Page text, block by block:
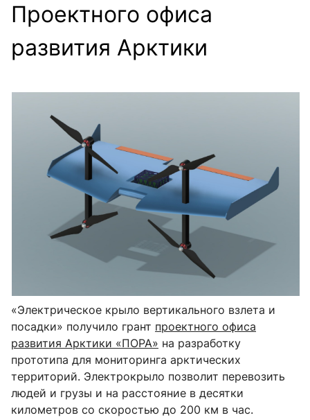
Проектного офиса
развития Арктики
«Электрическое крыло вертикального взлета и
посадки» получило грант проектного офиса
развития Арктики «ПОРА» на разработку
прототипа для мониторинга арктических
территорий. Электрокрыло позволит перевозить
людей и грузы и на расстояние в десятки
километров со скоростью до 200 км в час.